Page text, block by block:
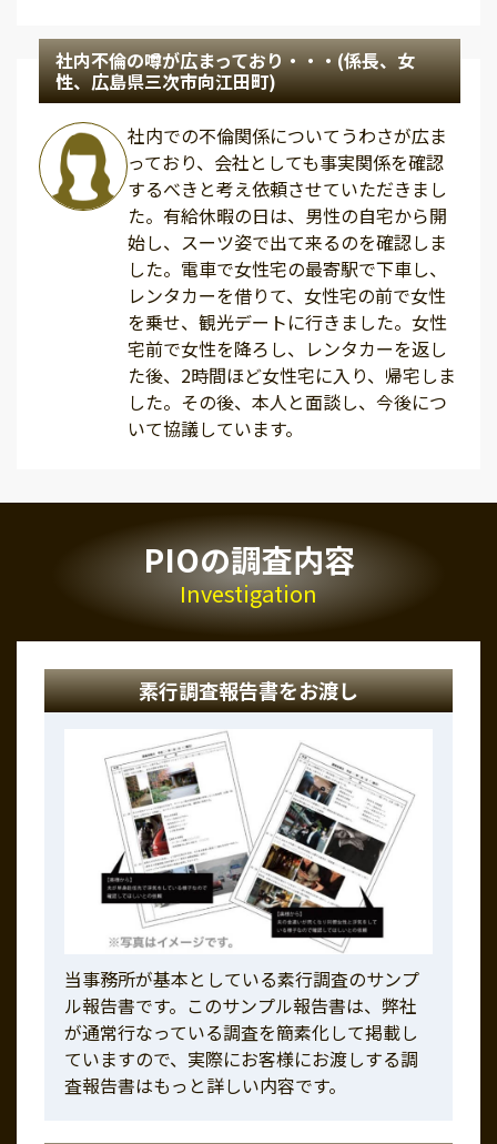
社内不倫の噂が広まっており・・・(係長、女
性、広島県三次市向江田町)
社内での不倫関係についてうわさが広ま
っており、会社としても事実関係を確認
するべきと考え依頼させていただきまし
た。有給休暇の日は、男性の自宅から開
始し、スーツ姿で出て来るのを確認しま
した。電車で女性宅の最寄駅で下車し、
レンタカーを借りて、女性宅の前で女性
を乗せ、観光デートに行きました。女性
宅前で女性を降ろし、レンタカーを返し
た後、2時間ほど女性宅に入り、帰宅しま
した。その後、本人と面談し、今後につ
いて協議しています。
PIOの調査内容
Investigation
素行調査報告書をお渡し
当事務所が基本としている素行調査のサンプ
ル報告書です。このサンプル報告書は、弊社
が通常行なっている調査を簡素化して掲載し
ていますので、実際にお客様にお渡しする調
査報告書はもっと詳しい内容です。